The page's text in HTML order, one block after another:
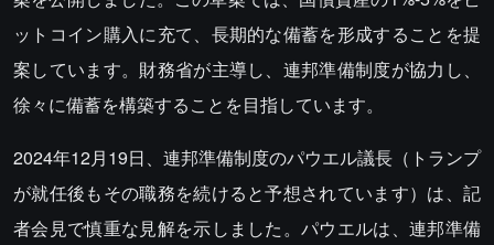
ットコイン購入に充て、長期的な備蓄を形成することを提
案しています。財務省が主導し、連邦準備制度が協力し、
徐々に備蓄を構築することを目指しています。
2024年12月19日、連邦準備制度のパウエル議長（トランプ
が就任後もその職務を続けると予想されています）は、記
者会見で慎重な見解を示しました。パウエルは、連邦準備